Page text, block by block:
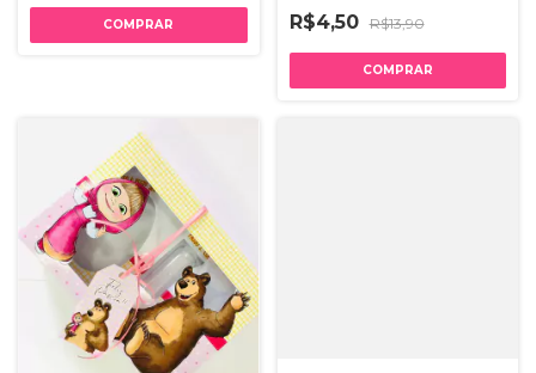
R$4,50 R$13,90